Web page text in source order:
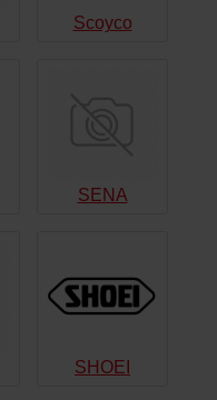
Scoyco
SENA
SHOEI